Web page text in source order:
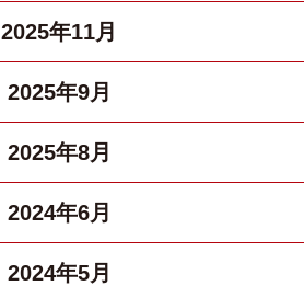
2025年11月
2025年9月
2025年8月
2024年6月
2024年5月